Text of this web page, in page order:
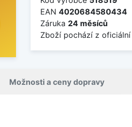
EAN 4020684580434
Záruka 24 měsíců
Zboží pochází z
Možnosti a ceny dopravy